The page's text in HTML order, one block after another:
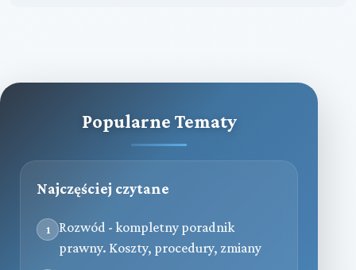
Popularne Tematy
Najczęściej czytane
1
Rozwód - kompletny poradnik
prawny. Koszty, procedury, zmiany